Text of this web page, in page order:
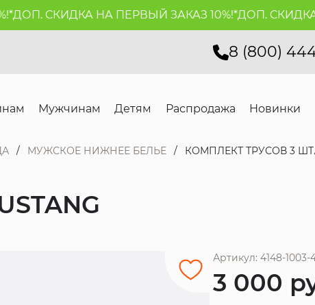
СКИДКА НА ПЕРВЫЙ ЗАКАЗ 10%!*ДОП. СКИДКА
8 (800)
Мужчинам Детям Распродажа Новинки
МУЖСКОЕ НИЖНЕЕ БЕЛЬЕ КОМПЛЕКТ ТРУСОВ 3 ШТ.
Артикул: 4148-1003-
3 000